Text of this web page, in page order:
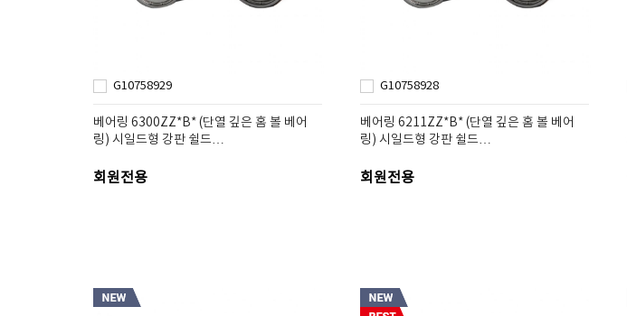
G10758929
베어링 6300ZZ*B* (단열 깊은 홈 볼 베어
링) 시일드형 강판 쉴드…
회원전용
G10758928
베어링 6211ZZ*B* (단열 깊은 홈 볼 베어
링) 시일드형 강판 쉴드…
회원전용